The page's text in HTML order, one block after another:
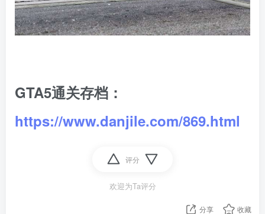
GTA5通关存档：
https://www.danjile.com/869.html
评分
欢迎为Ta评分
分享 收藏